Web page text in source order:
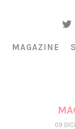
MAGAZINE
09